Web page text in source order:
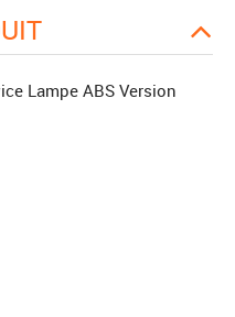
Lampe ABS Version